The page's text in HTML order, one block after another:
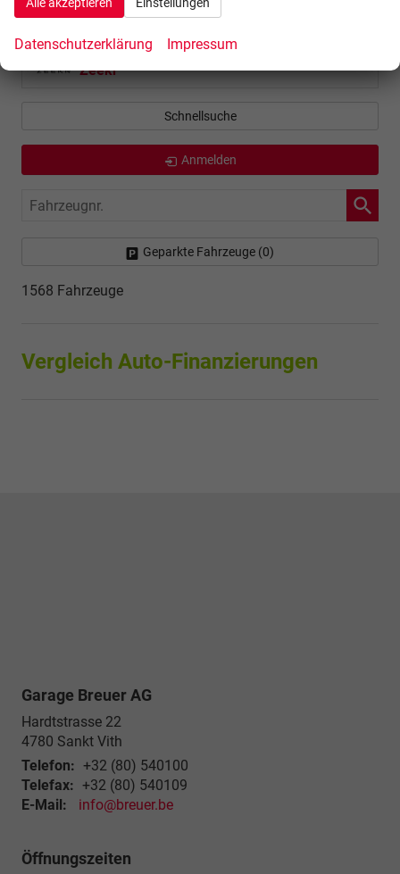
Volvo
Zeekr
Schnellsuche
Anmelden
Fahrzeugnr.
Geparkte Fahrzeuge (0)
1568 Fahrzeuge
Vergleich Auto-Finanzierungen
Garage Breuer AG
Hardtstrasse 22
4780 Sankt Vith
Telefon: +32 (80) 540100
Telefax: +32 (80) 540109
E-Mail:
info@breuer.be
Öffnungszeiten
Datenschutzerklärung Impressum